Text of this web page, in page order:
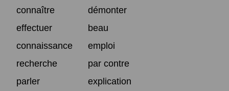
connaître
démonter
effectuer
beau
connaissance
emploi
recherche
par contre
parler
explication